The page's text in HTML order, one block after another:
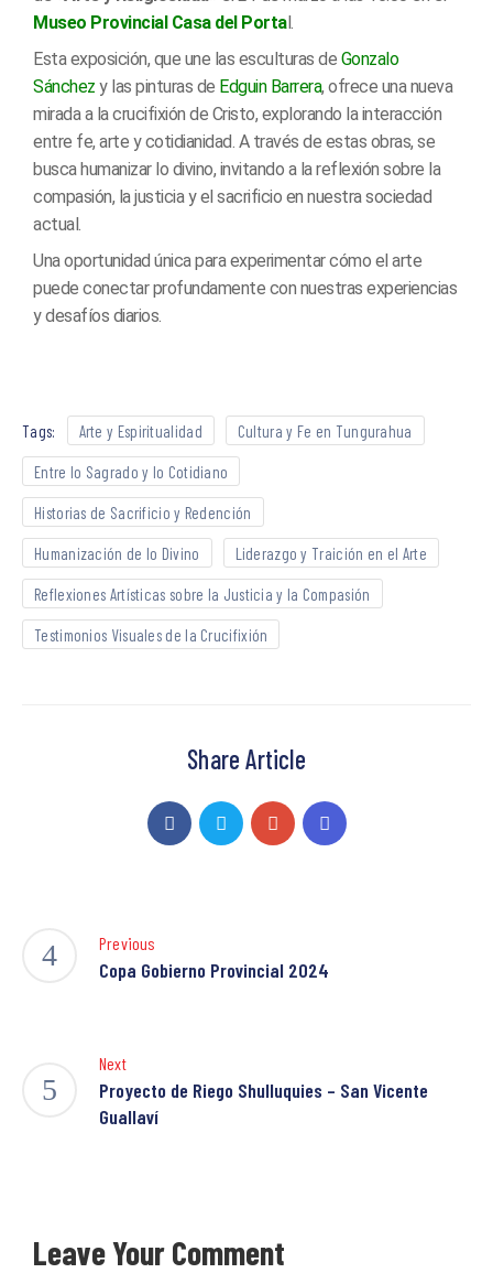
Museo Provincial Casa del Portal.
Esta exposición, que une las esculturas de Gonzalo
Sánchez y las pinturas de Edguin Barrera, ofrece una nueva
mirada a la crucifixión de Cristo, explorando la interacción
entre fe, arte y cotidianidad. A través de estas obras, se
busca humanizar lo divino, invitando a la reflexión sobre la
compasión, la justicia y el sacrificio en nuestra sociedad
actual.
Una oportunidad única para experimentar cómo el arte
puede conectar profundamente con nuestras experiencias
y desafíos diarios.
Tags: Arte y Espiritualidad Cultura y Fe en Tungurahua
Entre lo Sagrado y lo Cotidiano
Historias de Sacrificio y Redención
Humanización de lo Divino Liderazgo y Traición en el Arte
Reflexiones Artísticas sobre la Justicia y la Compasión
Testimonios Visuales de la Crucifixión
Share Article
Previous
Copa Gobierno Provincial 2024
Next
Proyecto de Riego Shulluquies – San Vicente
Guallaví
Leave Your Comment